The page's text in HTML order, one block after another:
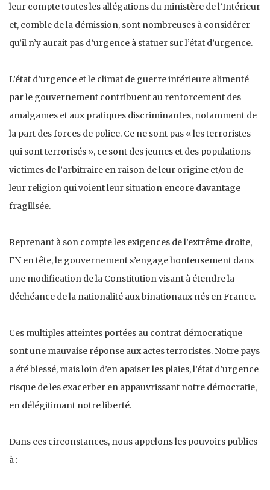
leur compte toutes les allégations du ministère de l’Intérieur
et, comble de la démission, sont nombreuses à considérer
qu’il n’y aurait pas d’urgence à statuer sur l’état d’urgence.
L’état d’urgence et le climat de guerre intérieure alimenté
par le gouvernement contribuent au renforcement des
amalgames et aux pratiques discriminantes, notamment de
la part des forces de police. Ce ne sont pas « les terroristes
qui sont terrorisés », ce sont des jeunes et des populations
victimes de l’arbitraire en raison de leur origine et/ou de
leur religion qui voient leur situation encore davantage
fragilisée.
Reprenant à son compte les exigences de l’extrême droite,
FN en tête, le gouvernement s’engage honteusement dans
une modification de la Constitution visant à étendre la
déchéance de la nationalité aux binationaux nés en France.
Ces multiples atteintes portées au contrat démocratique
sont une mauvaise réponse aux actes terroristes. Notre pays
a été blessé, mais loin d’en apaiser les plaies, l’état d’urgence
risque de les exacerber en appauvrissant notre démocratie,
en délégitimant notre liberté.
Dans ces circonstances, nous appelons les pouvoirs publics
à :